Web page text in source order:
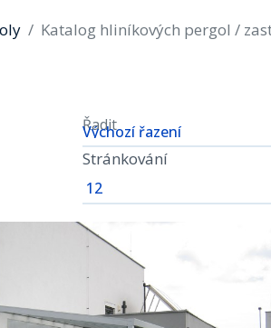
Katalog hliníkových pergol /
Řadit
Stránkování